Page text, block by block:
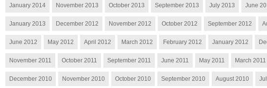
January 2014 November 2013 October 2013 September 2013 July 2013 June
January 2013 December 2012 November 2012 October 2012 September 2012
June 2012 May 2012 April 2012 March 2012 February 2012 January 2012
November 2011 October 2011 September 2011 June 2011 May 2011 March 2011
December 2010 November 2010 October 2010 September 2010 August 2010